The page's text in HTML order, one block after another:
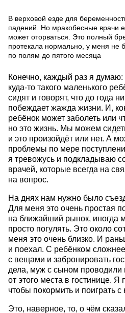
В верховой езде для
падений. Но мракобесные врачи
может оторваться. Это полный
протекала нормально, у меня не
по полям до пятого месяца
Конечно, каждый раз я
куда-то такого маленького
сидят и говорят, что до года
побеждает жажда жизни. И,
ребёнок может заболеть или
но это жизнь. Мы можем
и это произойдёт или нет. А
проблемы по мере
я тревожусь и подкладываю
врачей, которые всегда на
на вопрос.
На днях нам нужно было
Для меня это очень простая
на ближайший рынок, иногда
просто погулять. Это около
меня это очень близко. И
и поехал. С ребёнком
с вещами и забронировать
дела, муж с сыном проводили
от этого места в гостинице.
чтобы покормить и поиграть с
Это, наверное, то, о чём